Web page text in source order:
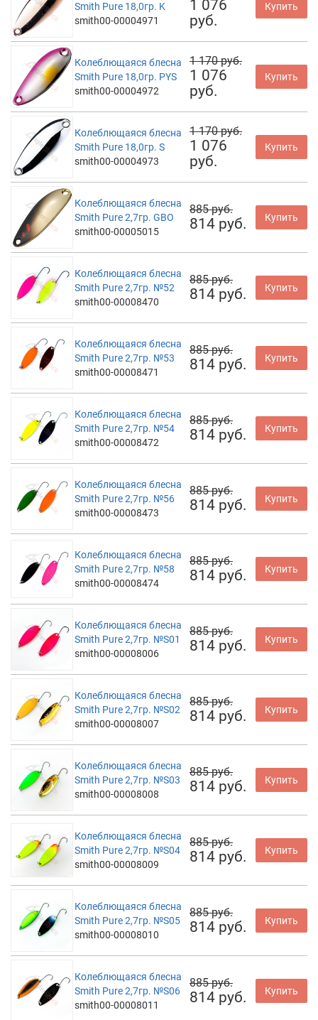
Smith Pure 18,0гр. K
smith00-00004971
1 076
руб.
Купить
Колеблющаяся блесна
Smith Pure 18,0гр. PYS
smith00-00004972
1 170 руб.
1 076
руб.
Купить
Колеблющаяся блесна
Smith Pure 18,0гр. S
smith00-00004973
1 170 руб.
1 076
руб.
Купить
Колеблющаяся блесна
Smith Pure 2,7гр. GBO
smith00-00005015
885 руб.
814 руб. Купить
Колеблющаяся блесна
Smith Pure 2,7гр. №52
smith00-00008470
885 руб.
814 руб. Купить
Колеблющаяся блесна
Smith Pure 2,7гр. №53
smith00-00008471
885 руб.
814 руб. Купить
Колеблющаяся блесна
Smith Pure 2,7гр. №54
smith00-00008472
885 руб.
814 руб. Купить
Колеблющаяся блесна
Smith Pure 2,7гр. №56
smith00-00008473
885 руб.
814 руб. Купить
Колеблющаяся блесна
Smith Pure 2,7гр. №58
smith00-00008474
885 руб.
814 руб. Купить
Колеблющаяся блесна
Smith Pure 2,7гр. №S01
smith00-00008006
885 руб.
814 руб. Купить
Колеблющаяся блесна
Smith Pure 2,7гр. №S02
smith00-00008007
885 руб.
814 руб. Купить
Колеблющаяся блесна
Smith Pure 2,7гр. №S03
smith00-00008008
885 руб.
814 руб. Купить
Колеблющаяся блесна
Smith Pure 2,7гр. №S04
smith00-00008009
885 руб.
814 руб. Купить
Колеблющаяся блесна
Smith Pure 2,7гр. №S05
smith00-00008010
885 руб.
814 руб. Купить
Колеблющаяся блесна
Smith Pure 2,7гр. №S06
smith00-00008011
885 руб.
814 руб. Купить